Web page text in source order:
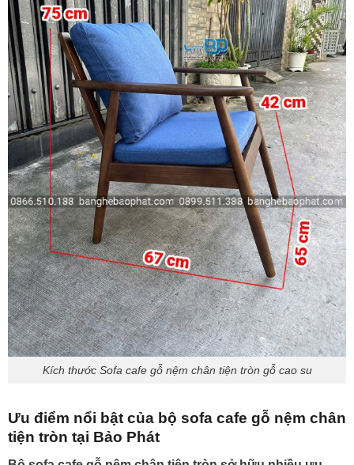
Kích thước Sofa cafe gỗ nệm chân tiện tròn gỗ cao su
Ưu điểm nổi bật của bộ sofa cafe gỗ nệm chân
tiện tròn tại Bảo Phát